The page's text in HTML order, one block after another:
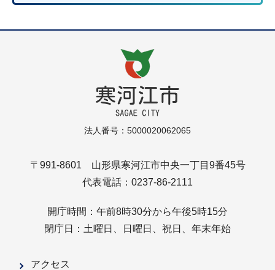
法人番号：5000020062065
〒991-8601 山形県寒河江市中央一丁目9番45号
代表電話：0237-86-2111
開庁時間：午前8時30分から午後5時15分
閉庁日：土曜日、日曜日、祝日、年末年始
アクセス